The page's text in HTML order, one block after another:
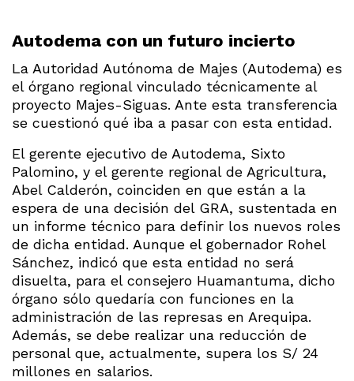
Autodema con un futuro incierto
La Autoridad Autónoma de Majes (Autodema) es
el órgano regional vinculado técnicamente al
proyecto Majes-Siguas. Ante esta transferencia
se cuestionó qué iba a pasar con esta entidad.
El gerente ejecutivo de Autodema, Sixto
Palomino, y el gerente regional de Agricultura,
Abel Calderón, coinciden en que están a la
espera de una decisión del GRA, sustentada en
un informe técnico para definir los nuevos roles
de dicha entidad. Aunque el gobernador Rohel
Sánchez, indicó que esta entidad no será
disuelta, para el consejero Huamantuma, dicho
órgano sólo quedaría con funciones en la
administración de las represas en Arequipa.
Además, se debe realizar una reducción de
personal que, actualmente, supera los S/ 24
millones en salarios.